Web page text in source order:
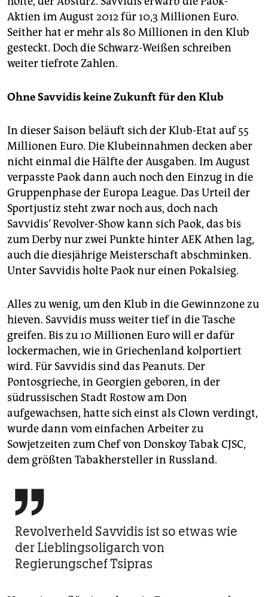
Aktien im August 2012 für 10,3 Millionen Euro.
Seither hat er mehr als 80 Millionen in den Klub
gesteckt. Doch die Schwarz-Weißen schrei­ben
weiter tiefrote Zahlen.
Ohne Savvidis keine Zukunft für den Klub
In dieser Saison beläuft sich der Klub-Etat auf 55
Millionen Euro. Die Klubeinnahmen decken aber
nicht einmal die Hälfte der Ausgaben. Im August
verpasste Paok dann auch noch den Einzug in die
Gruppenphase der Europa League. Das Urteil der
Sportjustiz steht zwar noch aus, doch nach
Savvidis’ Revolver-Show kann sich Paok, das bis
zum Derby nur zwei Punkte hinter AEK Athen lag,
auch die diesjährige Meisterschaft abschminken.
Unter Savvidis holte Paok nur einen Pokalsieg.
Alles zu wenig, um den Klub in die Gewinnzone zu
hieven. Savvidis muss weiter tief in die Tasche
greifen. Bis zu 10 Millionen Euro will er dafür
lockermachen, wie in Griechenland kolportiert
wird. Für Savvidis sind das Peanuts. Der
Pontosgrieche, in Georgien geboren, in der
südrussischen Stadt Rostow am Don
aufgewachsen, hatte sich einst als Clown verdingt,
wurde dann vom einfachen Arbeiter zu
Sowjetzeiten zum Chef von Donskoy Tabak CJSC,
dem größten Tabakhersteller in Russland.

Revolverheld Savvidis ist so etwas wie
der Lieblingsoligarch von
Regierungschef Tsipras